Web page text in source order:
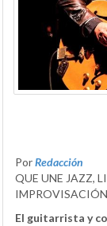
PorRedacción
QUE UNE JAZZ,
IMPROVISACIÓN
El guitarrista y